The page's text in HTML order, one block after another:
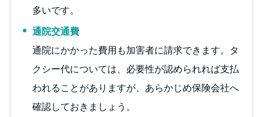
多いです。
通院交通費
通院にかかった費用も加害者に請求できます。タ
クシー代については、必要性が認められれば支払
われることがありますが、あらかじめ保険会社へ
確認しておきましょう。